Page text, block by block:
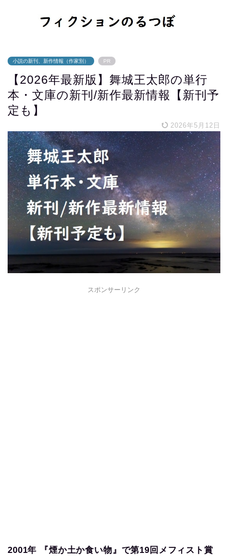
小説の新刊、新作情報（作家別） PR
【2026年最新版】舞城王太郎の単行
本・文庫の新刊/新作最新情報【新刊予
定も】
2026年5月12日
スポンサーリンク
2001年 『煙か土か食い物』で第19回メフィスト賞